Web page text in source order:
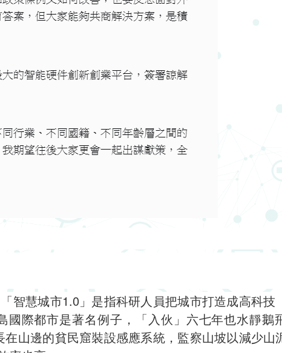
智慧城市1.0」是指科研人員把城市打造成高科技
際都市是著名例子，「入伙」六七年也水靜鵝
在山邊的貧民窟裝設感應系統，監察山坡以減少山